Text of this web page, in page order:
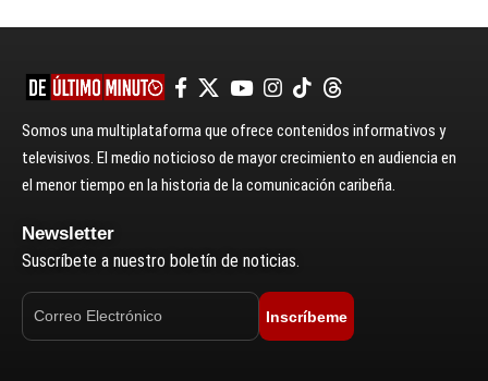
Somos una multiplataforma que ofrece contenidos informativos y
televisivos. El medio noticioso de mayor crecimiento en audiencia en
el menor tiempo en la historia de la comunicación caribeña.
Newsletter
Suscríbete a nuestro boletín de noticias.
Inscríbeme